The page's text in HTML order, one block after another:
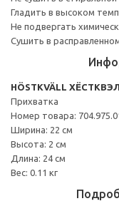
Гладить в высоком
Не подвергать
Сушить в
HÖSTKVÄLL
Прихватка
Номер товара:
Ширина: 22 см
Высота: 2 см
Длина: 24 см
Вес: 0.11 кг